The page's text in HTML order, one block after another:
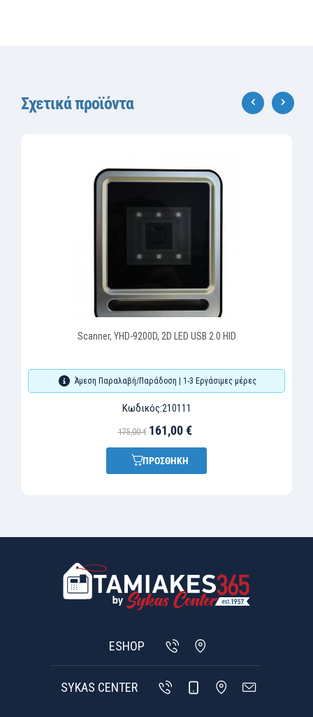
Σχετικά προϊόντα
Scanner, YHD-9200D, 2D LED USB 2.0 HID
Άμεση Παραλαβή/Παράδοση | 1-3 Εργάσιμες μέρες
Κωδικός:210111
175,00 € 161,00 €
ΠΡΟΣΘΗΚΗ
ESHOP
SYKAS CENTER